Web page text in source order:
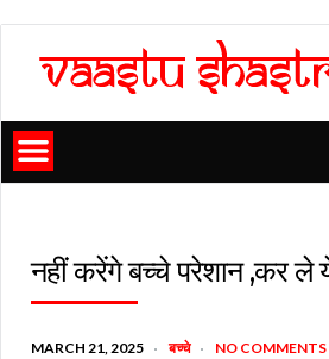
नहीं करेंगे बच्चे परेशान ,कर ले
MARCH 21, 2025 बच्चे NO COMMENTS